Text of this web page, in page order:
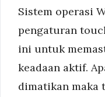
Sistem operasi
pengaturan
ini untuk
keadaan aktif.
dimatikan maka